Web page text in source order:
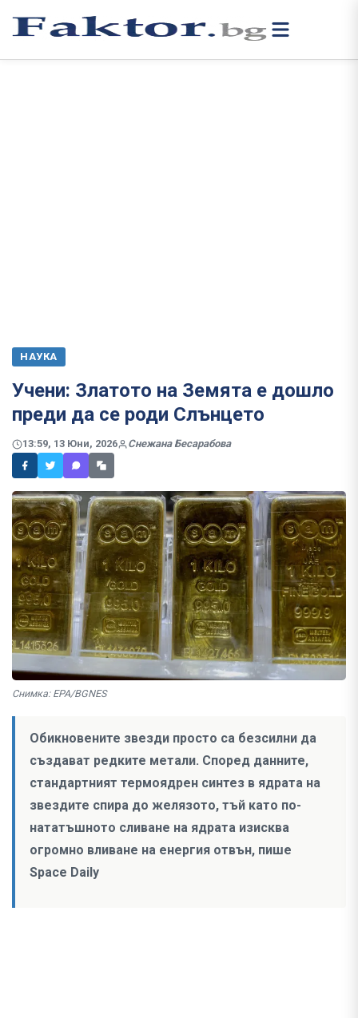
НАУКА
Учени: Златото на Земята е дошло
преди да се роди Слънцето
13:59, 13 Юни, 2026 Снежана Бесарабова
Снимка: EPA/BGNES
Обикновените звезди просто са безсилни да
създават редките метали. Според данните,
стандартният термоядрен синтез в ядрата на
звездите спира до желязото, тъй като по-
нататъшното сливане на ядрата изисква
огромно вливане на енергия отвън, пише
Space Daily